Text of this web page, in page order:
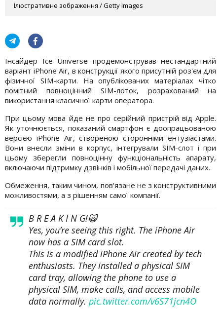
Ілюстративне зображення / Getty Images
Інсайдер Ice Universe продемонстрував нестандартний
варіант iPhone Air, в конструкції якого присутній роз'єм для
фізичної SIM-карти. На опублікованих матеріалах чітко
помітний повноцінний SIM-лоток, розрахований на
використання класичної карти оператора.
При цьому мова йде не про серійний пристрій від Apple.
Як уточнюється, показаний смартфон є доопрацьованою
версією iPhone Air, створеною сторонніми ентузіастами.
Вони внесли зміни в корпус, інтегрували SIM-слот і при
цьому зберегли повноцінну функціональність апарату,
включаючи підтримку дзвінків і мобільної передачі даних.
Обмеження, таким чином, пов'язане не з конструктивними
можливостями, а з рішенням самої компанії.
B R E A K I N G!🙀
Yes, you’re seeing this right. The iPhone Air
now has a SIM card slot.
This is a modified iPhone Air created by tech
enthusiasts. They installed a physical SIM
card tray, allowing the phone to use a
physical SIM, make calls, and access mobile
data normally. pic.twitter.com/v6S71jcn4O